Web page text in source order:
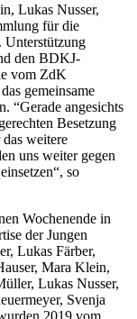
Lukas Nusser,
für die
Unterstützung
den BDKJ-
vom ZdK
gemeinsame
“Gerade angesichts
Besetzung
weitere
uns weiter gegen
so
Wochenende in
der Jungen
Lukas Färber,
Mara Klein,
Lukas Nusser,
Svenja
2019 vom